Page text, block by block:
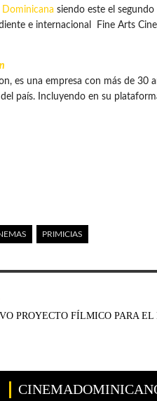
Dominicana siendo este el
e internacional Fine Arts
es una empresa con más de
país. Incluyendo en su
PRIMICIAS
PROYECTO FÍLMICO PARA EL